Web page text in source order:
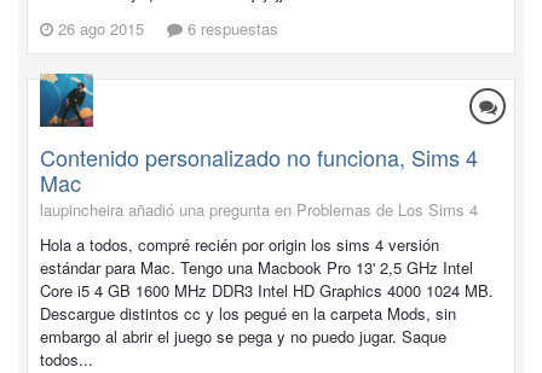
26 ago 2015
6 respuestas
Contenido personalizado no funciona, Sims 4
Mac
laupincheira añadió una pregunta en Problemas de Los Sims 4
Hola a todos, compré recién por origin los sims 4 versión
estándar para Mac. Tengo una Macbook Pro 13' 2,5 GHz Intel
Core i5 4 GB 1600 MHz DDR3 Intel HD Graphics 4000 1024 MB.
Descargue distintos cc y los pegué en la carpeta Mods, sin
embargo al abrir el juego se pega y no puedo jugar. Saque
todos...